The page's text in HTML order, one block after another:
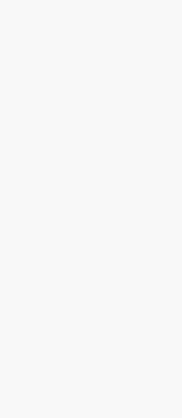
创百年纪录 当局